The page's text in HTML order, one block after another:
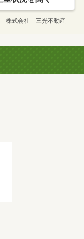
株式会社 三光不動産